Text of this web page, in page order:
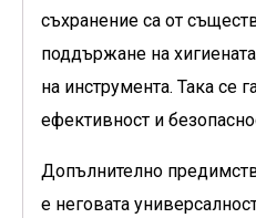
съхранение са от
поддържане на
на инструмента. Така се
ефективност и
Допълнително
е неговата